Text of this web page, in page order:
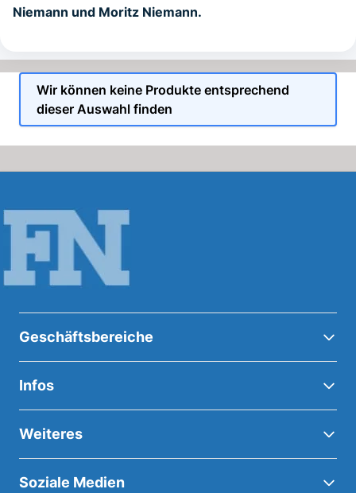
Niemann und Moritz Niemann.
Wir können keine Produkte entsprechend
dieser Auswahl finden
Geschäftsbereiche
Infos
Weiteres
Soziale Medien